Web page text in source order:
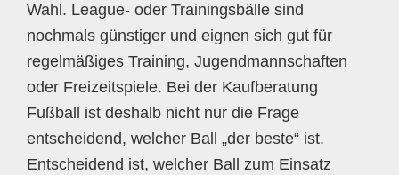
Wahl. League- oder Trainingsbälle sind
nochmals günstiger und eignen sich gut für
regelmäßiges Training, Jugendmannschaften
oder Freizeitspiele. Bei der Kaufberatung
Fußball ist deshalb nicht nur die Frage
entscheidend, welcher Ball „der beste“ ist.
Entscheidend ist, welcher Ball zum Einsatz